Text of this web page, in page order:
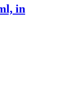
in